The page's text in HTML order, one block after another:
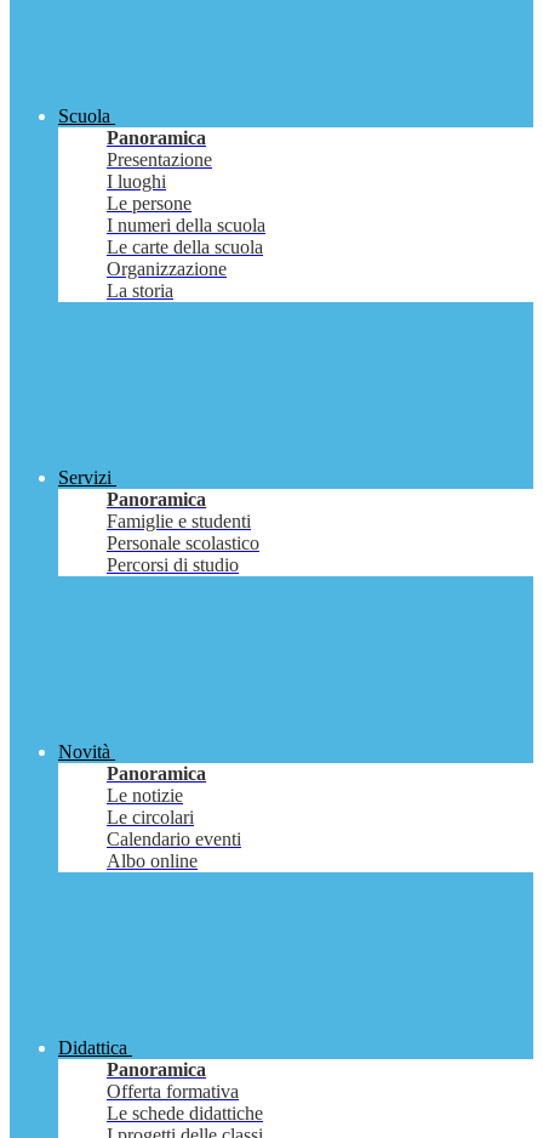
Scuola
Panoramica
Presentazione
I luoghi
Le persone
I numeri della scuola
Le carte della scuola
Organizzazione
La storia
Servizi
Panoramica
Famiglie e studenti
Personale scolastico
Percorsi di studio
Novità
Panoramica
Le notizie
Le circolari
Calendario eventi
Albo online
Didattica
Panoramica
Offerta formativa
Le schede didattiche